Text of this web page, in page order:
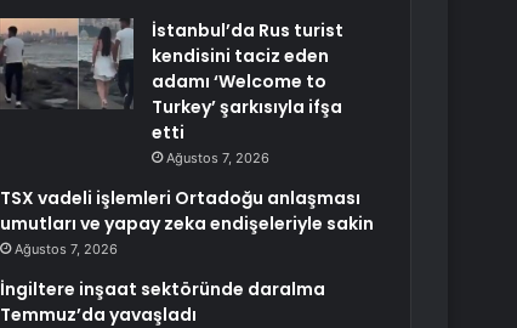
İstanbul’da Rus turist
kendisini taciz eden
adamı ‘Welcome to
Turkey’ şarkısıyla ifşa
etti
Ağustos 7, 2026
TSX vadeli işlemleri Ortadoğu anlaşması
umutları ve yapay zeka endişeleriyle sakin
Ağustos 7, 2026
İngiltere inşaat sektöründe daralma
Temmuz’da yavaşladı